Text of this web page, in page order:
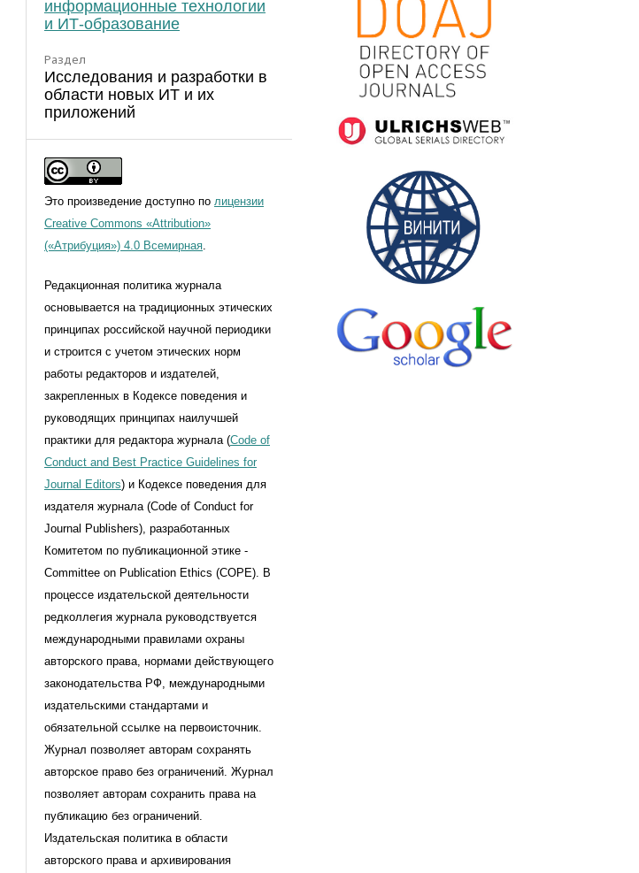
информационные технологии
и ИТ-образование
Раздел
Исследования и разработки в
области новых ИТ и их
приложений
Это произведение доступно по лицензии
Creative Commons «Attribution»
(«Атрибуция») 4.0 Всемирная
Редакционная политика журнала
основывается на традиционных этических
принципах российской научной периодики
и строится с учетом этических норм
работы редакторов и издателей,
закрепленных в Кодексе поведения и
руководящих принципах наилучшей
практики для редактора журнала (Code of
Conduct and Best Practice Guidelines for
Journal Editors) и Кодексе поведения для
издателя журнала (Code of Conduct for
Journal Publishers), разработанных
Комитетом по публикационной этике -
Committee on Publication Ethics (COPE). В
процессе издательской деятельности
редколлегия журнала руководствуется
международными правилами охраны
авторского права, нормами действующего
законодательства РФ, международными
издательскими стандартами и
обязательной ссылке на первоисточник.
Журнал позволяет авторам сохранять
авторское право без ограничений. Журнал
позволяет авторам сохранить права на
публикацию без ограничений.
Издательская политика в области
авторского права и архивирования